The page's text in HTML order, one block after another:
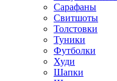
Сарафаны
Свитшоты
Толстовки
Туники
Футболки
Худи
Шапки